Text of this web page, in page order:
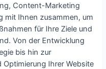
Content-Marketing
mit Ihnen zusammen, um
für Ihre Ziele und
Von der Entwicklung
bis hin zur
Ihrer Website